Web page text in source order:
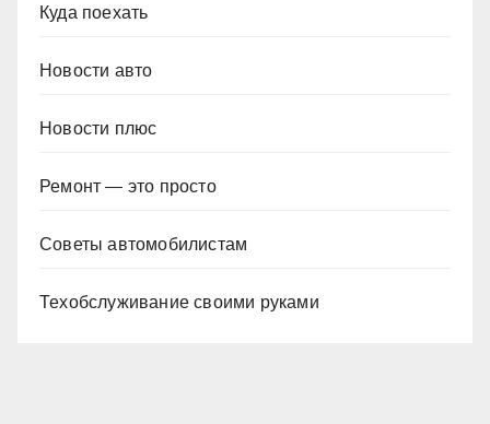
Куда поехать
Новости авто
Новости плюс
Ремонт — это просто
Советы автомобилистам
Техобслуживание своими руками